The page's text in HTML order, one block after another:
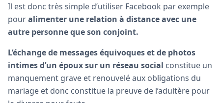
Il est donc très simple d’utiliser Facebook par exemple
pouralimenter une relation à distance avec une
autre personne que son conjoint.
L’échange de messages équivoques et de photos
intimes d’un époux sur un réseau social constitue un
manquement grave et renouvelé aux obligations du
mariage et donc constitue la preuve de l’adultère pour